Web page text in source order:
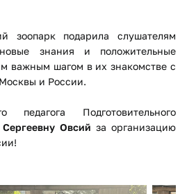
зоопарк подарила слушателям
знания и положительные
важным шагом в их знакомстве с
и России.
педагога Подготовительного
Сергеевну Овсий за организацию